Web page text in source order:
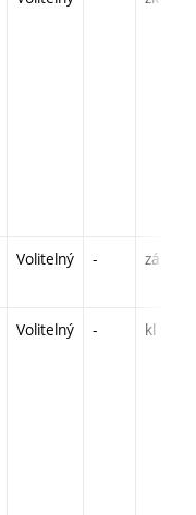
Volitelný - zá
Volitelný - kl